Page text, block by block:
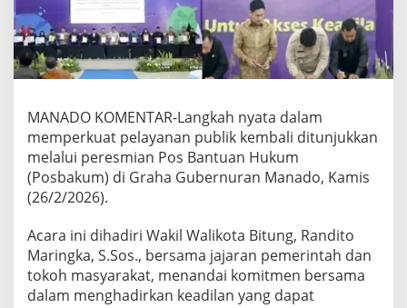
MANADO KOMENTAR-Langkah nyata dalam
memperkuat pelayanan publik kembali ditunjukkan
melalui peresmian Pos Bantuan Hukum
(Posbakum) di Graha Gubernuran Manado, Kamis
(26/2/2026).
Acara ini dihadiri Wakil Walikota Bitung, Randito
Maringka, S.Sos., bersama jajaran pemerintah dan
tokoh masyarakat, menandai komitmen bersama
dalam menghadirkan keadilan yang dapat